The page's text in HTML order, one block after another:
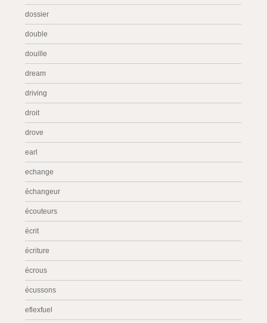
dossier
double
douille
dream
driving
droit
drove
earl
echange
échangeur
écouteurs
écrit
écriture
écrous
écussons
eflexfuel